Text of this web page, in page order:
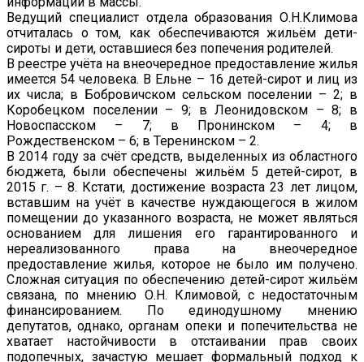
Ведущий специалист отдела образования О.Н.Климова
отчиталась о том, как обеспечиваются жильём дети-
сироты и дети, оставшиеся без попечения родителей.
В реестре учёта на внеочередное предоставление жилья
имеется 54 человека. В Ельне – 16 детей-сирот и лиц из
их числа; в Бобровичском сельском поселении – 2; в
Коробецком поселении – 9; в Леонидовском – 8; в
Новоспасском – 7; в Пронинском – 4; в
Рождественском – 6; в Теренинском – 2.
В 2014 году за счёт средств, выделенных из областного
бюджета, были обеспечены жильём 5 детей-сирот, в
2015 г. – 8. Кстати, достижение возраста 23 лет лицом,
вставшим на учёт в качестве нуждающегося в жилом
помещении до указанного возраста, не может являться
основанием для лишения его гарантированного и
нереализованного права на внеочередное
предоставление жилья, которое не было им получено.
Сложная ситуация по обеспечению детей-сирот жильём
связана, по мнению О.Н. Климовой, с недостаточным
финансированием. По единодушному мнению
депутатов, однако, органам опеки и попечительства не
хватает настойчивости в отстаивании прав своих
подопечных, зачастую мешает формальный подход к